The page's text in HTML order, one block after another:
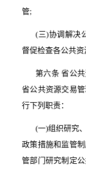
管;
(三)协调解决
督促检查各公共资
第六条 省公
省公共资源交易
行下列职责：
(一)组织研究
政策措施和监管
管部门研究制定